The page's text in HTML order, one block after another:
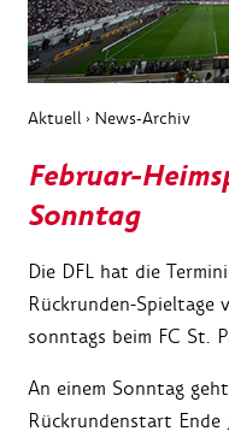
Aktuell › News-Archiv
Februar-
Sonntag
Die DFL hat die
Rückrunden-
sonntags beim FC St.
An einem Sonntag
Rückrundenstart Ende